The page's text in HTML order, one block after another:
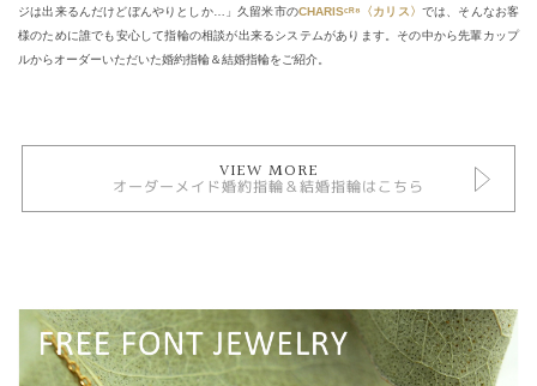
ジは出来るんだけどぼんやりとしか…」久留米市のCHARISᶜᴿ⁸〈カリス〉 では、そんなお客
様のために誰でも安心して指輪の相談が出来るシステムがあります。その中から先輩カップ
ルからオーダーいただいた婚約指輪＆結婚指輪をご紹介。
VIEW MORE
オーダーメイド婚約指輪＆結婚指輪はこちら